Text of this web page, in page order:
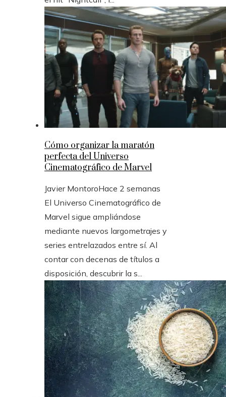
Cómo organizar la maratón
perfecta del Universo
Cinematográfico de Marvel
Javier MontoroHace 2 semanas
El Universo Cinematográfico de
Marvel sigue ampliándose
mediante nuevos largometrajes y
series entrelazados entre sí. Al
contar con decenas de títulos a
disposición, descubrir la s...